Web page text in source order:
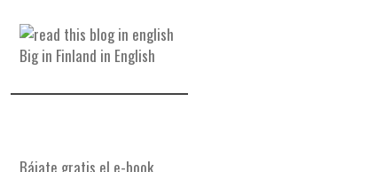
Big in Finland in English
Bájate gratis el e-book